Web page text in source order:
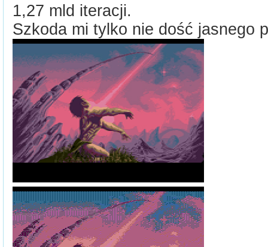
1,27 mld iteracji.
Szkoda mi tylko nie dość jasnego